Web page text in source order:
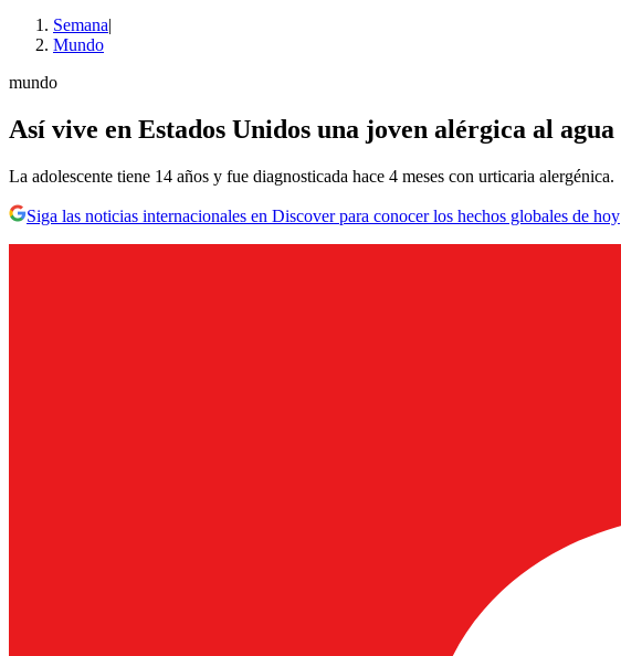
Semana|
Mundo
mundo
Así vive en Estados Unidos una joven alérgica al agua
La adolescente tiene 14 años y fue diagnosticada hace 4 meses con urticaria alergénica.
Siga las noticias internacionales en Discover para conocer los hechos globales de hoy